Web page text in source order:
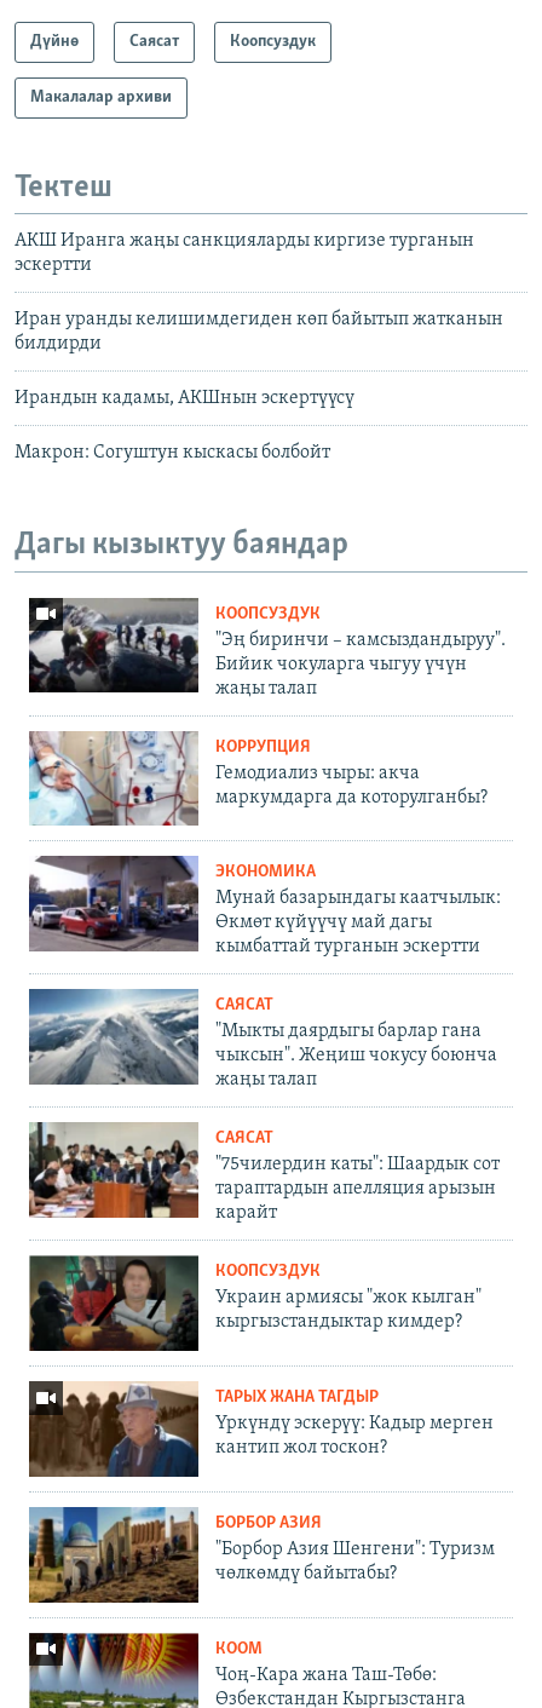
Дүйнө Саясат Коопсуздук
Макалалар архиви
Тектеш
АКШ Иранга жаңы санкцияларды киргизе турганын
эскертти
Иран уранды келишимдегиден көп байытып жатканын
билдирди
Ирандын кадамы, АКШнын эскертүүсү
Макрон: Согуштун кыскасы болбойт
Дагы кызыктуу баяндар
КООПСУЗДУК
"Эң биринчи – камсыздандыруу".
Бийик чокуларга чыгуу үчүн
жаңы талап
КОРРУПЦИЯ
Гемодиализ чыры: акча
маркумдарга да которулганбы?
ЭКОНОМИКА
Мунай базарындагы каатчылык:
Өкмөт күйүүчү май дагы
кымбаттай турганын эскертти
САЯСАТ
"Мыкты даярдыгы барлар гана
чыксын". Жеңиш чокусу боюнча
жаңы талап
САЯСАТ
"75чилердин каты": Шаардык сот
тараптардын апелляция арызын
карайт
КООПСУЗДУК
Украин армиясы "жок кылган"
кыргызстандыктар кимдер?
ТАРЫХ ЖАНА ТАГДЫР
Үркүндү эскерүү: Кадыр мерген
кантип жол тоскон?
БОРБОР АЗИЯ
"Борбор Азия Шенгени": Туризм
чөлкөмдү байытабы?
КООМ
Чоң-Кара жана Таш-Төбө:
Өзбекстандан Кыргызстанга